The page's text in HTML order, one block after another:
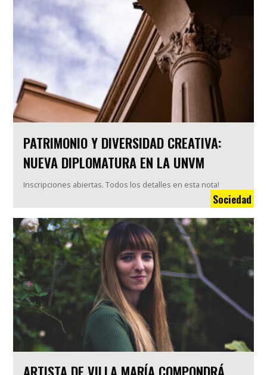
PATRIMONIO Y DIVERSIDAD CREATIVA:
NUEVA DIPLOMATURA EN LA UNVM
Inscripciones abiertas. Todos los detalles en esta nota!
Sociedad
ARTISTA DE VILLA MARÍA COMPONDRÁ